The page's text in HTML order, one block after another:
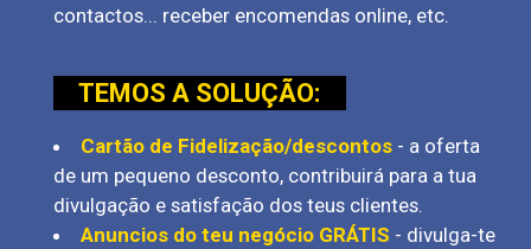
contactos... receber encomendas online, etc.
TEMOS A SOLUÇÃO:
Cartão de Fidelização/descontos- a oferta
de um pequeno desconto, contribuirá para a tua
divulgação e satisfação dos teus clientes.
Anuncios do teu negócio GRÁTIS - divulga-te